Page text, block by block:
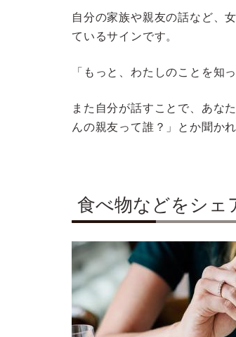
自分の家族や親友の話など、
ているサインです。
「もっと、わたしのことを知
また自分が話すことで、あな
んの親友って誰？」とか聞か
食べ物などをシェ